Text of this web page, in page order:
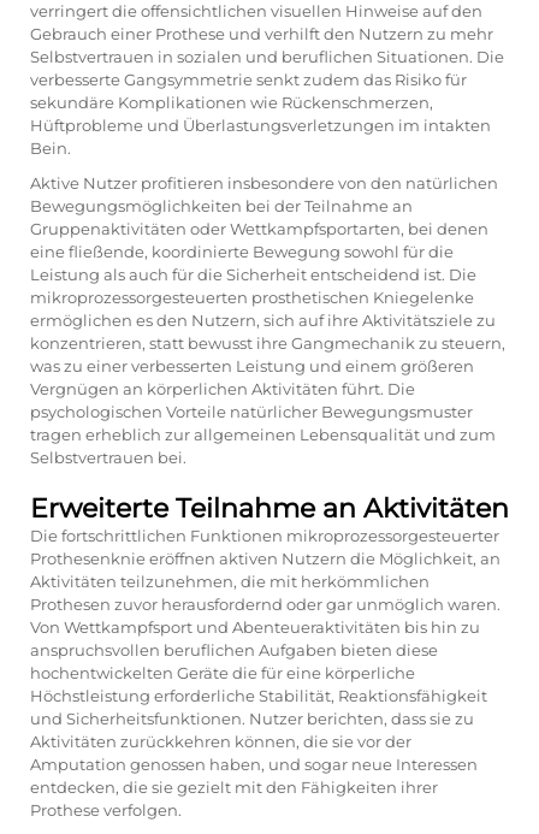
verringert die offensichtlichen visuellen Hinweise auf den
Gebrauch einer Prothese und verhilft den Nutzern zu mehr
Selbstvertrauen in sozialen und beruflichen Situationen. Die
verbesserte Gangsymmetrie senkt zudem das Risiko für
sekundäre Komplikationen wie Rückenschmerzen,
Hüftprobleme und Überlastungsverletzungen im intakten
Bein.
Aktive Nutzer profitieren insbesondere von den natürlichen
Bewegungsmöglichkeiten bei der Teilnahme an
Gruppenaktivitäten oder Wettkampfsportarten, bei denen
eine fließende, koordinierte Bewegung sowohl für die
Leistung als auch für die Sicherheit entscheidend ist. Die
mikroprozessorgesteuerten prosthetischen Kniegelenke
ermöglichen es den Nutzern, sich auf ihre Aktivitätsziele zu
konzentrieren, statt bewusst ihre Gangmechanik zu steuern,
was zu einer verbesserten Leistung und einem größeren
Vergnügen an körperlichen Aktivitäten führt. Die
psychologischen Vorteile natürlicher Bewegungsmuster
tragen erheblich zur allgemeinen Lebensqualität und zum
Selbstvertrauen bei.
Erweiterte Teilnahme an Aktivitäten
Die fortschrittlichen Funktionen mikroprozessorgesteuerter
Prothesenknie eröffnen aktiven Nutzern die Möglichkeit, an
Aktivitäten teilzunehmen, die mit herkömmlichen
Prothesen zuvor herausfordernd oder gar unmöglich waren.
Von Wettkampfsport und Abenteueraktivitäten bis hin zu
anspruchsvollen beruflichen Aufgaben bieten diese
hochentwickelten Geräte die für eine körperliche
Höchstleistung erforderliche Stabilität, Reaktionsfähigkeit
und Sicherheitsfunktionen. Nutzer berichten, dass sie zu
Aktivitäten zurückkehren können, die sie vor der
Amputation genossen haben, und sogar neue Interessen
entdecken, die sie gezielt mit den Fähigkeiten ihrer
Prothese verfolgen.